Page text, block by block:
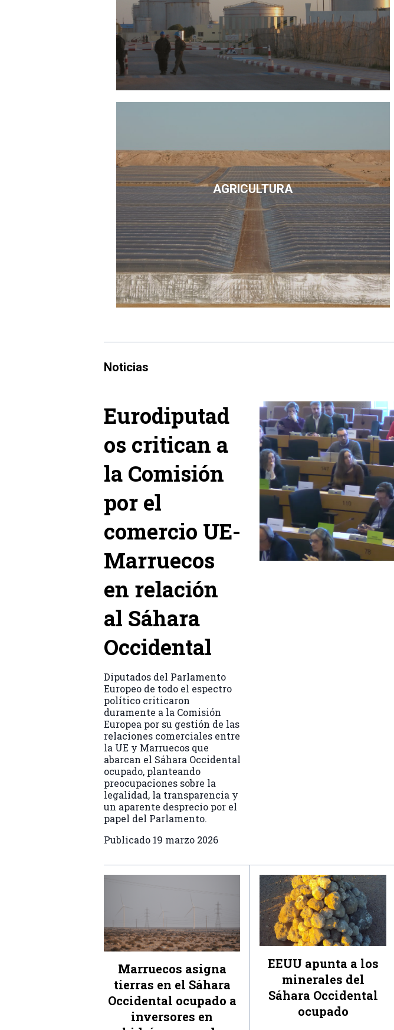
AGRICULTURA
Noticias
Eurodiputad
os critican a
la Comisión
por el
comercio UE-
Marruecos
en relación
al Sáhara
Occidental
Diputados del Parlamento
Europeo de todo el espectro
político criticaron
duramente a la Comisión
Europea por su gestión de las
relaciones comerciales entre
la UE y Marruecos que
abarcan el Sáhara Occidental
ocupado, planteando
preocupaciones sobre la
legalidad, la transparencia y
un aparente desprecio por el
papel del Parlamento.
Publicado 19 marzo 2026
Marruecos asigna
tierras en el Sáhara
Occidental ocupado a
inversores en
EEUU apunta a los
minerales del
Sáhara Occidental
ocupado